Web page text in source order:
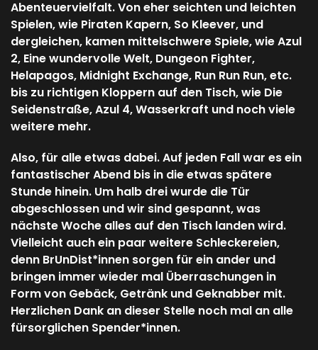
Abenteuervielfalt. Von eher seichten und leichten
Spielen, wie Piraten Kapern, So Kleever, und
dergleichen, kamen mittelschwere Spiele, wie Azul
2, Eine wundervolle Welt, Dungeon Fighter,
Helapagos, Midnight Exchange, Run Run Run, etc.
bis zu richtigen Kloppern auf den Tisch, wie Die
Seidenstraße, Azul 4, Wasserkraft und noch viele
weitere mehr.
Also, für alle etwas dabei. Auf jeden Fall war es ein
fantastischer Abend bis in die etwas spätere
Stunde hinein. Um halb drei wurde die Tür
abgeschlossen und wir sind gespannt, was
nächste Woche alles auf den Tisch landen wird.
Vielleicht auch ein paar weitere Schleckereien,
denn BrUnDist*innen sorgen für ein ander und
bringen immer wieder mal Überraschungen in
Form von Gebäck, Getränk und Geknabber mit.
Herzlichen Dank an dieser Stelle noch mal an alle
fürsorglichen Spender*innen.